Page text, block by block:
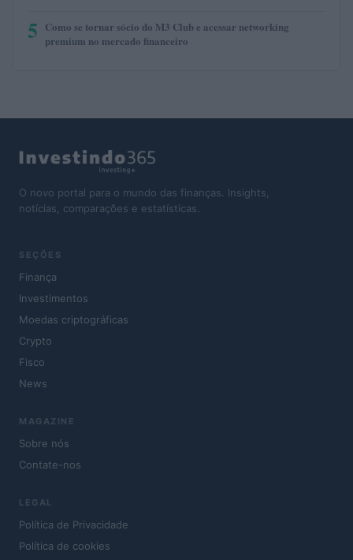
5 Como se tornar sócio do M3 Club e acessar networking
premium no mercado financeiro
O novo portal para o mundo das finanças. Insights,
notícias, comparações e estatísticas.
SEÇÕES
Finança
Investimentos
Moedas criptográficas
Crypto
Fisco
News
MAGAZINE
Sobre nós
Contate-nos
LEGAL
Política de Privacidade
Política de cookies